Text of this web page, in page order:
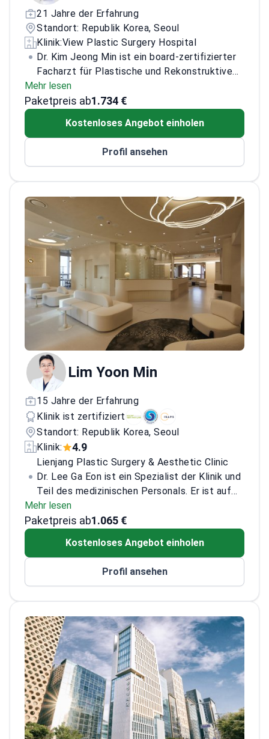
21 Jahre der Erfahrung
Standort: Republik Korea, Seoul
Klinik:View Plastic Surgery Hospital
Dr. Kim Jeong Min ist ein board-zertifizierter
Facharzt für Plastische und Rekonstruktive
Chirurgie. Er war als klinischer Fellow und als
klinischer Professor am Chonnam National
Mitglied der Korean Medical Association, der
Korean Association of Plastic Surgeons in
lebenslanges Mitglied der Korean Society of
Plastic and Reconstructive Surgeons, board-
zertifizierter Senior-Plastischer Chirurg der
Korean Society of Plastic Surgeons und
Mitglied der IPRAS. Zu seinen Publikationen
gehört eine Erstautor-Studie aus dem Jahr
2008, die Sensibilitätsveränderungen nach
alleiniger Mastektomie und nach sofortiger
Brustrekonstruktion verglich. Im Jahr 2007
veröffentlichte er Studien zur dystrophischen
Verkalkung der Hand und zu chirurgischen
Leitlinien bei durch Meningokokken
ausgelöster Purpura fulminans.
Mehr lesen
Paketpreis ab1.734 €
Kostenloses Angebot einholen
Profil ansehen
Lim Yoon Min
15 Jahre der Erfahrung
Klinik ist zertifiziert
Standort: Republik Korea, Seoul
Klinik:
4.9
Lienjang Plastic Surgery & Aesthetic Clinic
Dr. Lee Ga Eon ist ein Spezialist der Klinik und
Teil des medizinischen Personals. Er ist auf
Gesichts-Fettabsaugung und nicht-
chirurgische Schlankheitsprogramme
zur Konturierung von Gesichtsfett. Wenn Sie
Fettreduktion oder nicht-chirurgische
Mehr lesen
Paketpreis ab1.065 €
Kostenloses Angebot einholen
Profil ansehen